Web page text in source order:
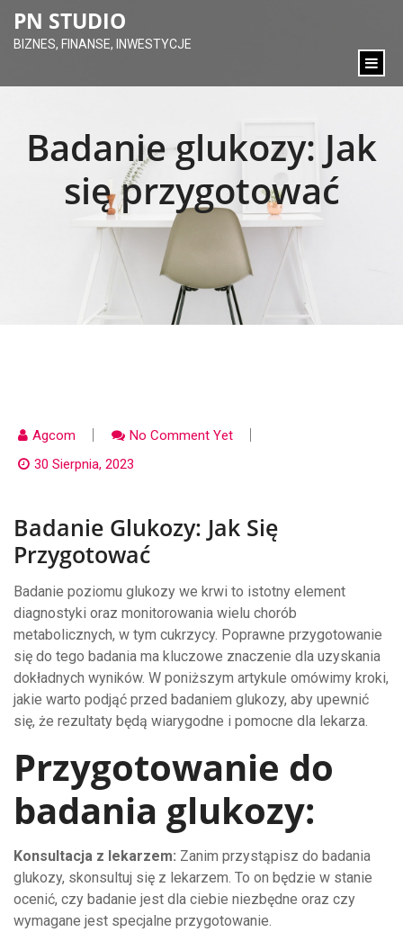
PN STUDIO
BIZNES, FINANSE, INWESTYCJE
Badanie glukozy: Jak
się przygotować
Agcom
No Comment Yet
30 Sierpnia, 2023
Badanie Glukozy: Jak Się
Przygotować
Badanie poziomu glukozy we krwi to istotny element
diagnostyki oraz monitorowania wielu chorób
metabolicznych, w tym cukrzycy. Poprawne przygotowanie
się do tego badania ma kluczowe znaczenie dla uzyskania
dokładnych wyników. W poniższym artykule omówimy kroki,
jakie warto podjąć przed badaniem glukozy, aby upewnić
się, że rezultaty będą wiarygodne i pomocne dla lekarza.
Przygotowanie do
badania glukozy:
Konsultacja z lekarzem: Zanim przystąpisz do badania
glukozy, skonsultuj się z lekarzem. To on będzie w stanie
ocenić, czy badanie jest dla ciebie niezbędne oraz czy
wymagane jest specjalne przygotowanie.